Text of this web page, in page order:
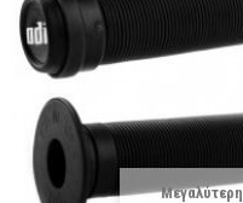
Μεγαλύτερη